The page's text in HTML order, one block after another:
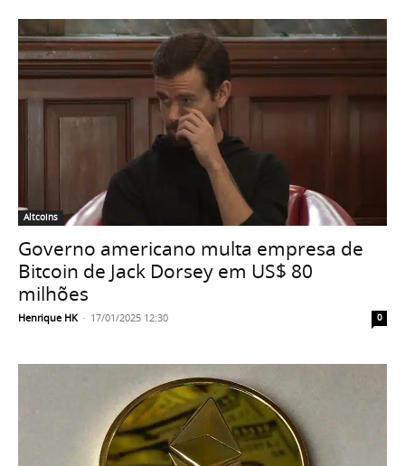
Altcoins
Governo americano multa empresa de
Bitcoin de Jack Dorsey em US$ 80
milhões
Henrique HK - 17/01/2025 12:30 0